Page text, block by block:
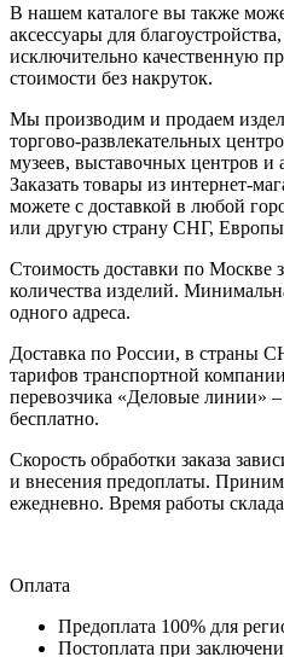
В нашем каталоге вы также
аксессуары для
исключительно качественную
стоимости без накруток.
Мы производим и продаем
торгово-развлекательных
музеев, выставочных центров и
Заказать товары из интернет-
можете с доставкой в любой
или другую страну СНГ,
Стоимость доставки по Москве
количества изделий.
одного адреса.
Доставка по России, в страны
тарифов транспортной
перевозчика «Деловые линии» –
бесплатно.
Скорость обработки заказа
и внесения предоплаты.
ежедневно. Время работы
Оплата
Предоплата 100% для
Постоплата при